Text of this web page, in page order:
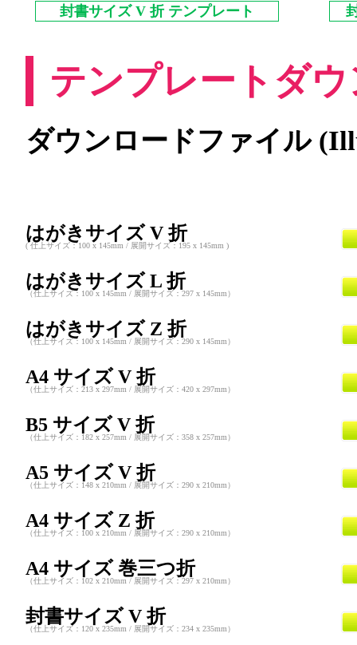
封書サイズ V 折 テンプレート
テンプレートダ
ダウンロードファイル
はがきサイズ V 折
( 仕上サイズ：100 x 145mm / 展開サイズ：195 x 145mm )
はがきサイズ L 折
（仕上サイズ：100 x 145mm / 展開サイズ：297 x 145mm）
はがきサイズ Z 折
（仕上サイズ：100 x 145mm / 展開サイズ：290 x 145mm）
A4 サイズ V 折
（仕上サイズ：213 x 297mm / 展開サイズ：420 x 297mm）
B5 サイズ V 折
（仕上サイズ：182 x 257mm / 展開サイズ：358 x 257mm）
A5 サイズ V 折
（仕上サイズ：148 x 210mm / 展開サイズ：290 x 210mm）
A4 サイズ Z 折
（仕上サイズ：100 x 210mm / 展開サイズ：290 x 210mm）
A4 サイズ 巻三つ折
（仕上サイズ：102 x 210mm / 展開サイズ：297 x 210mm）
封書サイズ V 折
（仕上サイズ：120 x 235mm / 展開サイズ：234 x 235mm）